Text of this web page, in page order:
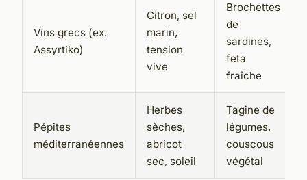
Vins grecs (ex.
Assyrtiko)
Citron, sel
marin,
tension
vive
Brochettes
de
sardines,
feta
fraîche
Pépites
méditerranéennes
Herbes
sèches,
abricot
sec, soleil
Tagine de
légumes,
couscous
végétal